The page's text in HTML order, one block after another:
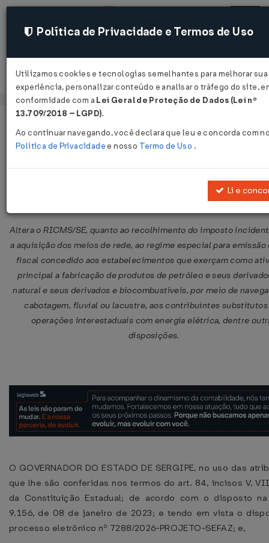
Acessar
Publicado no DOE - SE em 2 jun 2026
Altera o RICMS/SE, quanto ao recolhimento do imposto
a aquisição dos meios de rede, ao regime especial para emissão
fiscal concedido aos estabelecimentos que exerçam como
principal a fabricação de produtos de petróleo e seus
natural e seus derivados e biocombustíveis, por meio de
cabotagem, fluvial ou lacustre, aos contribuintes substitutos
operações interestaduais com energia elétrica, dentre
disposições.
O GOVERNADOR DO ESTADO DE SERGIPE, no uso das
que lhe são conferidas nos termos do art. 84, incisos V,
da Constituição Estadual; de acordo com o disposto
9.156, de 08 de janeiro de 2023; e tendo em vista o
processo eletrônico nº 7288/2026-PROJETO-SEFAZ; e,
Política de Privacidade e Termos de Uso
Utilizamos cookies e tecnologias semelhantes para melhorar sua
experiência, personalizar conteúdo e analisar o tráfego do site,
conformidade com a Lei Geral de Proteção de Dados (Lei nº
13.709/2018 – LGPD).
Ao continuar navegando, você declara que leu e concorda com
Política de Privacidade e nosso Termo de Uso .
Li e